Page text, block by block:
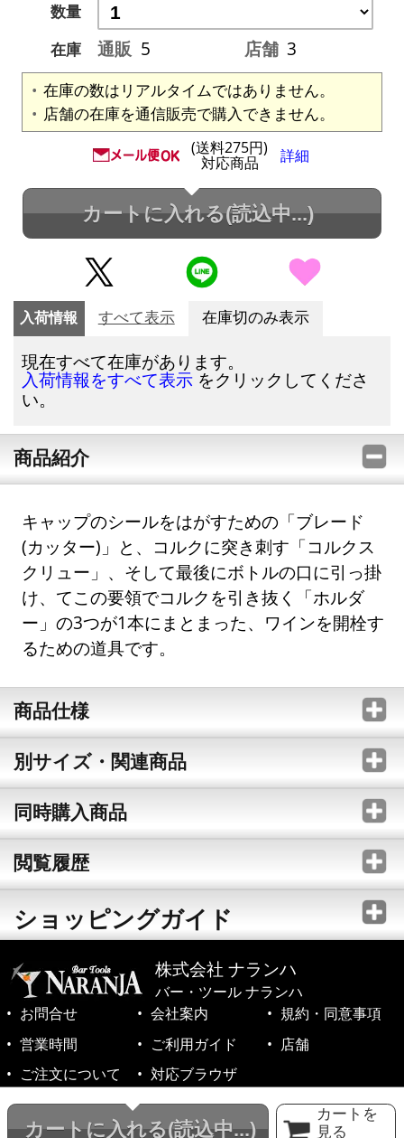
数量
在庫
通販 5 店舗 3
在庫の数はリアルタイムではありません。
店舗の在庫を通信販売で購入できません。
(送料275円)
対応商品 詳細
カートに入れる(読込中...)
カートに入れる(読込中...)
カートを
見る
入荷情報 すべて表示 在庫切のみ表示
現在すべて在庫があります。
入荷情報をすべて表示 をクリックしてくださ
い。
商品紹介
キャップのシールをはがすための「ブレード
(カッター)」と、コルクに突き刺す「コルクス
クリュー」、そして最後にボトルの口に引っ掛
け、てこの要領でコルクを引き抜く「ホルダ
ー」の3つが1本にまとまった、ワインを開栓す
るための道具です。
商品仕様
別サイズ・関連商品
同時購入商品
閲覧履歴
ショッピングガイド
株式会社 ナランハ
バー・ツール ナランハ
お問合せ
会社案内
規約・同意事項
営業時間
ご利用ガイド
店舗
ご注文について
対応ブラウザ
©1999-2026 NARANJA Inc. All Rights Reserved.